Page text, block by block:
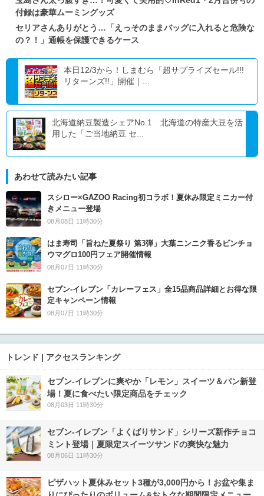
付録は豪華ムーミングッズ
セリアさんありがとう…「えっそのままバッグに入れると危険な
の？！」通帳を保護できるケース
本日12/3から！しまむら「超サプライズセール!!!
リターンズ!!」開催｜...
北海道納豆製造シェアNo.1 北海道の特産大豆を活
用した「ご当地納豆 セ...
あわせて読みたい記事
スシロー×GAZOO Racing初コラボ！夏休み限定ミニカー付
きメニュー登場
08月08日 11時30分
はま寿司「旨ねた夏祭り 第3弾」大葉ニンニク香るビンチョ
ウマグロ100円フェア開催情報
08月07日 11時30分
セブン‐イレブン「カレーフェス」全15品商品詳細とお得な限
定キャンペーン情報
08月07日 11時30分
トレンド | アクセスランキング
セブン‐イレブンに爽やか「レモン」スイーツ＆パン新登
場！夏に食べたい限定商品をチェック
08月03日 11時30分
セブン‐イレブン「よくばりサンド」シリーズ新作チョコ
ミント登場｜夏限定スイーツサンドの爽快な魅力
08月06日 11時30分
ピザハット夏休みセット3種が3,000円から！お盆や集ま